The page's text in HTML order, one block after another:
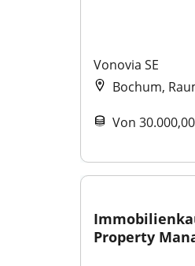
Vonovia SE
Bochum,
Von
Property